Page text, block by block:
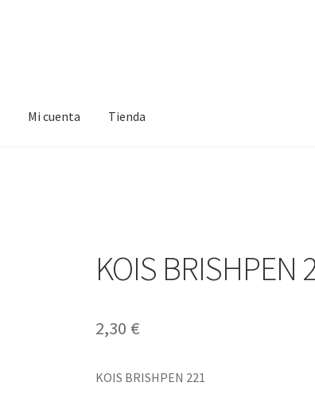
Mi cuenta Tienda
KOIS BRISHPEN
2,30 €
KOIS BRISHPEN 221